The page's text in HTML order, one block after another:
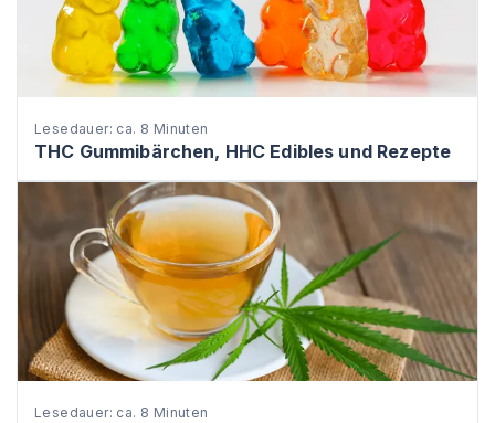
Lesedauer: ca. 8 Minuten
THC Gummibärchen, HHC Edibles und Rezepte
Lesedauer: ca. 8 Minuten